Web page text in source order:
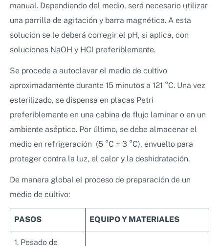
manual. Dependiendo del medio, será necesario utilizar
una parrilla de agitación y barra magnética. A esta
solución se le deberá corregir el pH, si aplica, con
soluciones NaOH y HCl preferiblemente.
Se procede a autoclavar el medio de cultivo
aproximadamente durante 15 minutos a 121 °C. Una vez
esterilizado, se dispensa en placas Petri
preferiblemente en una cabina de flujo laminar o en un
ambiente aséptico. Por último, se debe almacenar el
medio en refrigeración (5 °C ± 3 °C), envuelto para
proteger contra la luz, el calor y la deshidratación.
De manera global el proceso de preparación de un
medio de cultivo:
PASOS EQUIPO Y MATERIALES
1. Pesado de